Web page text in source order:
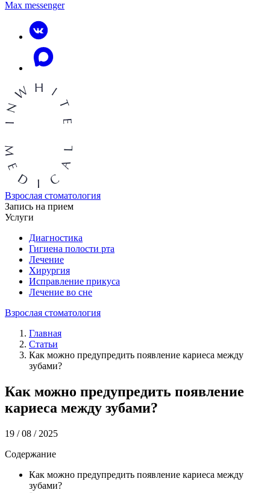
Max messenger
Взрослая стоматология
Запись на прием
Услуги
Диагностика
Гигиена полости рта
Лечение
Хирургия
Исправление прикуса
Лечение во сне
Взрослая стоматология
Главная
Статьи
Как можно предупредить появление кариеса между
зубами?
Как можно предупредить появление
кариеса между зубами?
19 / 08 / 2025
Содержание
Как можно предупредить появление кариеса между
зубами?